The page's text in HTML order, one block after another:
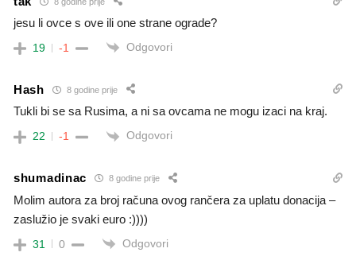
jesu li ovce s ove ili one strane ograde?
19 -1 Odgovori
Hash 8 godine prije
Tukli bi se sa Rusima, a ni sa ovcama ne mogu izaci na kraj.
22 -1 Odgovori
shumadinac 8 godine prije
Molim autora za broj računa ovog rančera za uplatu donacija –
zaslužio je svaki euro :))))
31 0 Odgovori